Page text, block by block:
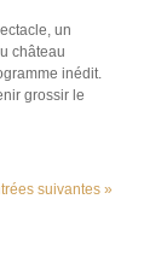
un
château
inédit.
grossir le
suivantes »